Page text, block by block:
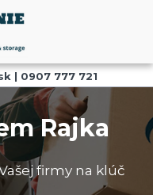
| 0907 777 721
Rajka
firmy na klúč